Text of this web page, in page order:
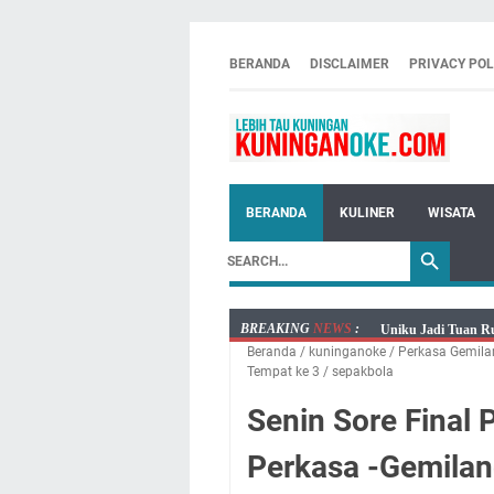
BERANDA DISCLAIMER PRIVACY
BERANDA KULINER WISATA
BREAKING NEWS :
Uniku Jadi Tuan
Agenda Kegiatan
Besaran Biayanya
Layanan Mobil
Embun Pagi Kamis
Beranda / kuninganoke / Perkasa
Tempat ke 3 / sepakbola
Senin Sore Final
Perkasa -